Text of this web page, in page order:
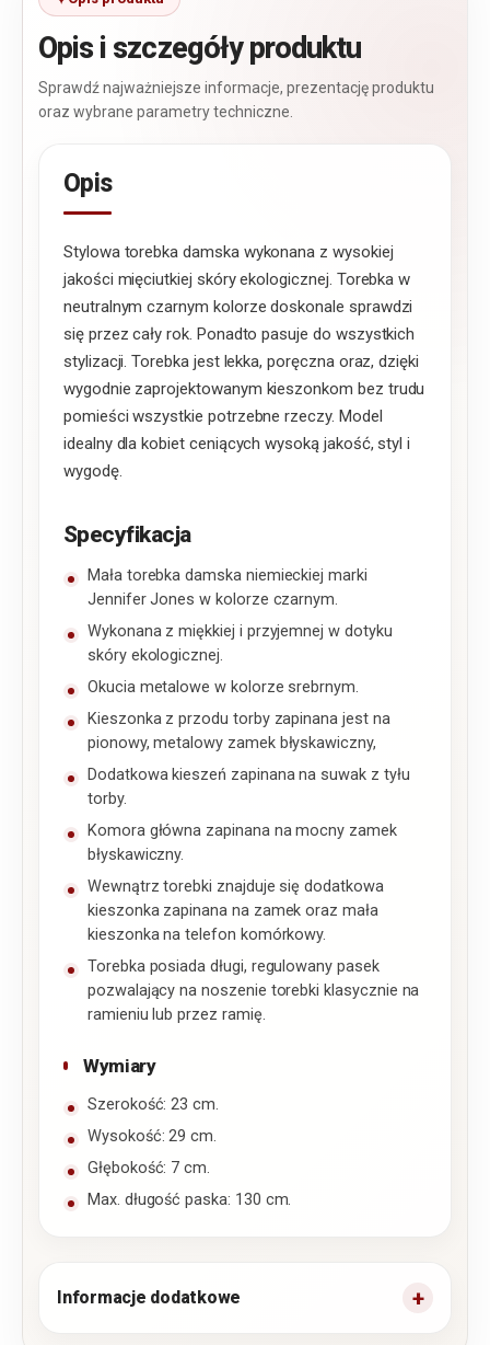
Opis i szczegóły produktu
Sprawdź najważniejsze informacje, prezentację produktu
oraz wybrane parametry techniczne.
Opis
Stylowa torebka damska wykonana z wysokiej
jakości mięciutkiej skóry ekologicznej. Torebka w
neutralnym czarnym kolorze doskonale sprawdzi
się przez cały rok. Ponadto pasuje do wszystkich
stylizacji. Torebka jest lekka, poręczna oraz, dzięki
wygodnie zaprojektowanym kieszonkom bez trudu
pomieści wszystkie potrzebne rzeczy. Model
idealny dla kobiet ceniących wysoką jakość, styl i
wygodę.
Specyfikacja
Mała torebka damska niemieckiej marki
Jennifer Jones w kolorze czarnym.
Wykonana z miękkiej i przyjemnej w dotyku
skóry ekologicznej.
Okucia metalowe w kolorze srebrnym.
Kieszonka z przodu torby zapinana jest na
pionowy, metalowy zamek błyskawiczny,
Dodatkowa kieszeń zapinana na suwak z tyłu
torby.
Komora główna zapinana na mocny zamek
błyskawiczny.
Wewnątrz torebki znajduje się dodatkowa
kieszonka zapinana na zamek oraz mała
kieszonka na telefon komórkowy.
Torebka posiada długi, regulowany pasek
pozwalający na noszenie torebki klasycznie na
ramieniu lub przez ramię.
Wymiary
Szerokość: 23 cm.
Wysokość: 29 cm.
Głębokość: 7 cm.
Max. długość paska: 130 cm.
Informacje dodatkowe